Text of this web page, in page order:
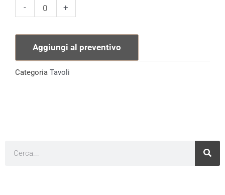
-
Tavolo
Mangia
Piedi
+
Aggiungi al preventivo
Categoria Tavoli